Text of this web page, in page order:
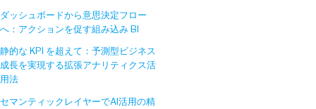
ダッシュボードから意思決定フロー
へ：アクションを促す組み込み BI
静的な KPI を超えて：予測型ビジネス
成長を実現する拡張アナリティクス活
用法
セマンティックレイヤーでAI活用の精